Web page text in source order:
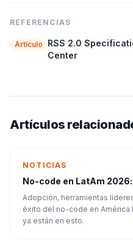
REFERENCIAS
Artículo
RSS 2.0
Center
Artículos
NOTICIAS
No-code en LatAm
Adopción, herramientas
éxito del no-code en América
ya están en esto.